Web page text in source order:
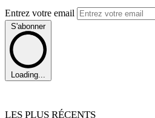
Entrez votre email
S'abonner
Loading...
LES PLUS RÉCENTS